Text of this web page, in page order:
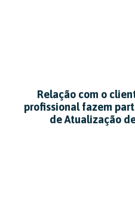
Relação com o
profissional fazem
de Atualização